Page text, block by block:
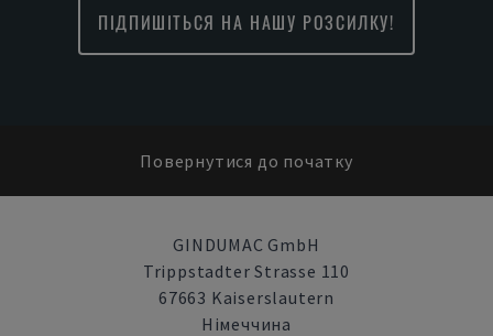
ПІДПИШІТЬСЯ НА НАШУ РОЗСИЛКУ!
Повернутися до початку
GINDUMAC GmbH
Trippstadter Strasse 110
67663 Kaiserslautern
Німеччина